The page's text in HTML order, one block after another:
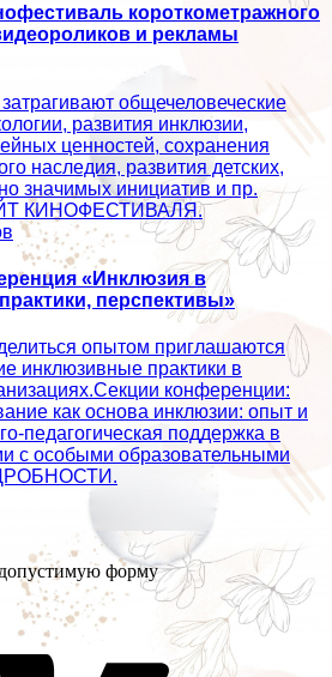
короткометражного
и рекламы
общечеловеческие
развития инклюзии,
ценностей, сохранения
наследия, развития детских,
значимых инициатив и пр.
КИНОФЕСТИВАЛЯ.
«Инклюзия в
перспективы»
опытом приглашаются
инклюзивные практики в
конференции:
как основа инклюзии: опыт и
поддержка в
с особыми образовательными
форму